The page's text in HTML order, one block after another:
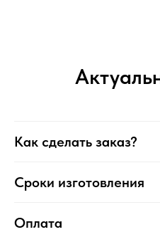
Как сделать заказ?
Сроки изготовления
Оплата